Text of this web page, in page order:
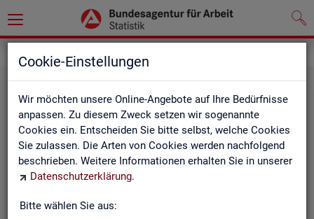
Cookie-Einstellungen
Wir möchten unsere Online-Angebote auf Ihre Bedürfnisse
anpassen. Zu diesem Zweck setzen wir sogenannte
Cookies ein. Entscheiden Sie bitte selbst, welche Cookies
Sie zulassen. Die Arten von Cookies werden nachfolgend
beschrieben. Weitere Informationen erhalten Sie in unserer
Datenschutzerklärung.
Bitte wählen Sie aus: